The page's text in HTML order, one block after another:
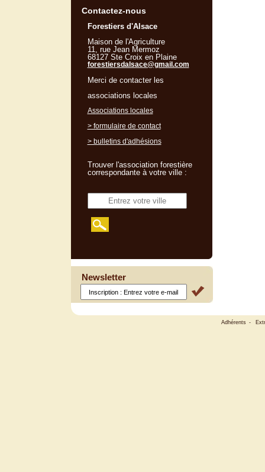
Contactez-nous
Forestiers d'Alsace
Maison de l'Agriculture
11, rue Jean Mermoz
68127 Ste Croix en Plaine
forestiersdalsace@gmail.com
Merci de contacter les
associations locales
Associations locales
> formulaire de contact
> bulletins d'adhésions
Trouver l'association forestière
correspondante à votre ville :
Newsletter
Adhérents -